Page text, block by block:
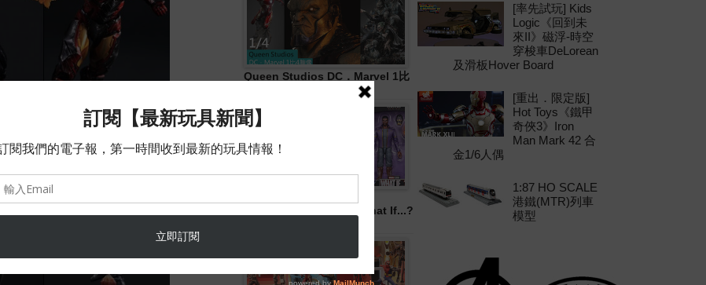
Queen Studios DC．Marvel 1比
Legends《Disney+ 》What If...?
[率先試玩] Kids
Logic《回到未
來II》磁浮-時空
穿梭車DeLorean
及滑板Hover Board
[重出．限定版]
Hot Toys《鐵甲
奇俠3》Iron
Man Mark 42 合
金1/6人偶
1:87 HO SCALE
港鐵(MTR)列車
模型